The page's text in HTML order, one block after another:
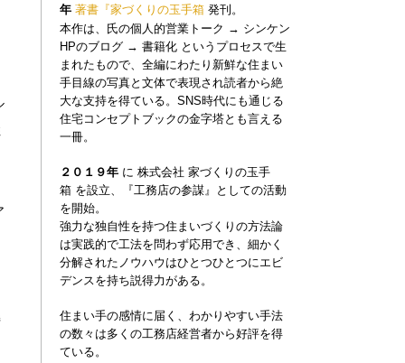
年 著書『家づくりの玉手箱 発刊。
本作は、氏の個人的営業トーク → シンケン
HPのブログ → 書籍化 というプロセスで生
まれたもので、全編にわたり新鮮な住まい
手目線の写真と文体で表現され読者から絶
大な支持を得ている。 SNS時代にも通じる
住宅コンセプトブックの金字塔とも言える
一冊。
２０１９年 に 株式会社 家づくりの玉手
箱 を設立、『工務店の参謀』としての活動
を開始。
強力な独自性を持つ住まいづくりの方法論
は実践的で工法を問わず応用でき、 細かく
分解されたノウハウはひとつひとつにエビ
デンスを持ち説得力がある。
住まい手の感情に届く、わかりやすい手法
の数々は多くの工務店経営者から好評を得
ている。